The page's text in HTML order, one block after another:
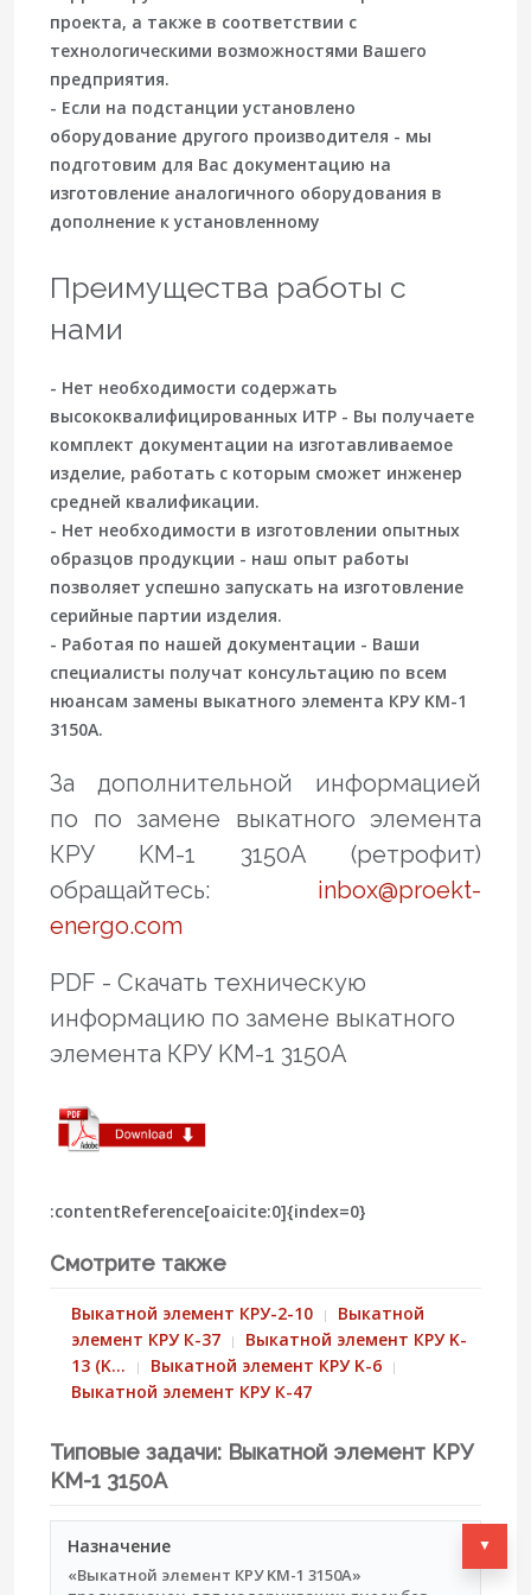
проекта, а также в соответствии с
технологическими возможностями Вашего
предприятия.
- Если на подстанции установлено
оборудование другого производителя - мы
подготовим для Вас документацию на
изготовление аналогичного оборудования в
дополнение к установленному
Преимущества работы с
нами
- Нет необходимости содержать
высококвалифицированных ИТР - Вы получаете
комплект документации на изготавливаемое
изделие, работать с которым сможет инженер
средней квалификации.
- Нет необходимости в изготовлении опытных
образцов продукции - наш опыт работы
позволяет успешно запускать на изготовление
серийные партии изделия.
- Работая по нашей документации - Ваши
специалисты получат консультацию по всем
нюансам замены выкатного элемента КРУ KМ-1
3150А.
За дополнительной информацией
по по замене выкатного элемента
КРУ KМ-1 3150А (ретрофит)
обращайтесь: inbox@proekt-
energo.com
PDF - Скачать техническую
информацию по замене выкатного
элемента КРУ KМ-1 3150А
:contentReference[oaicite:0]{index=0}
Смотрите также
Выкатной элемент КРУ-2-10
Выкатной
элемент КРУ К-37
Выкатной элемент КРУ K-
13 (K…
Выкатной элемент КРУ K-6
Выкатной элемент КРУ К-47
Типовые задачи: Выкатной элемент КРУ
KМ-1 3150А
Назначение
«Выкатной элемент КРУ KМ-1 3150А»
▼